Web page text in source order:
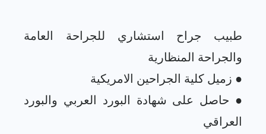
طبيب جراح استشاري للجراحة العامة
● حاصل على شهادة البورد العربي والبورد